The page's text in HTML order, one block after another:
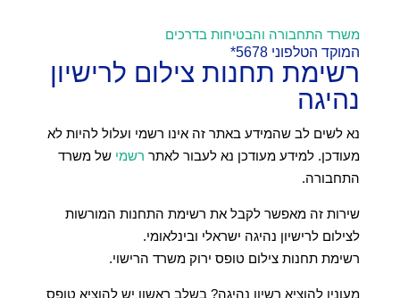
משרד התחבורה והבטיחות בדרכים
המוקד הטלפוני *5678
רשימת תחנות צילום לרישיון
נהיגה
נא לשים לב שהמידע באתר זה אינו רשמי ועלול להיות לא
מעודכן. למידע מעודכן נא לעבור לאתר רשמי של משרד
התחבורה.
שירות זה מאפשר לקבל את רשימת התחנות המורשות
לצילום לרישיון נהיגה ישראלי ובינלאומי.
רשימת תחנות צילום טופס ירוק משרד הרישוי.
מעונין להוציא רשיון נהיגה? בשלב ראשון יש להוציא טופס